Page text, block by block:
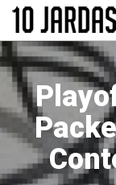
Pular
o
conteúdo
principal